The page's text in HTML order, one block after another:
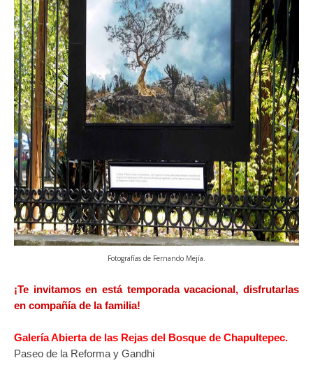
Fotografías de Fernando Mejía.
¡Te invitamos en está temporada vacacional, disfrutarlas
en compañía de la familia!
Galería Abierta de las Rejas del Bosque de Chapultepec.
Paseo de la Reforma y Gandhi